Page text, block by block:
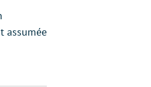
assumée